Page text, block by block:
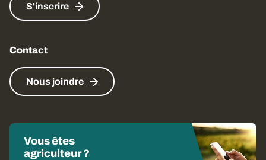
S'inscrire
Contact
Nous joindre
Vous êtes
agriculteur ?